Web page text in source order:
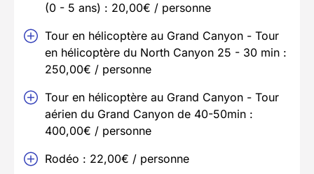
(0 - 5 ans) : 20,00€ / personne
Tour en hélicoptère au Grand Canyon - Tour
en hélicoptère du North Canyon 25 - 30 min :
250,00€ / personne
Tour en hélicoptère au Grand Canyon - Tour
aérien du Grand Canyon de 40-50min :
400,00€ / personne
Rodéo : 22,00€ / personne